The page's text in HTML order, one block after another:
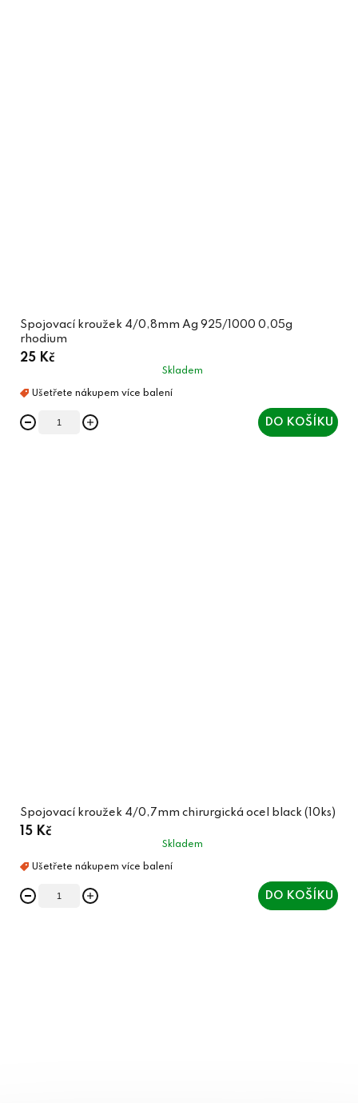
Spojovací kroužek 4/0,8mm Ag 925/1000 0,05g
rhodium
25 Kč
Skladem
DO KOŠÍKU
Spojovací kroužek 4/0,7mm chirurgická ocel black (10ks)
15 Kč
Skladem
DO KOŠÍKU